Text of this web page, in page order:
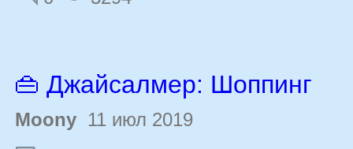
👜 Джайсалмер: Шоппинг
Moony 11 июл 2019